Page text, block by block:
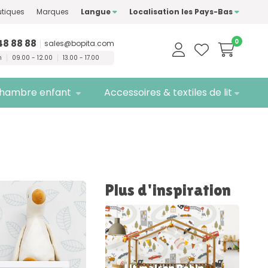
des marques de
Livraisongratuite
Marques Langue Localisation les Pays-Bas
0
88 88 sales@bopita.com
09.00 - 12.00 13.00 - 17.00
enfant Accessoires & textiles de lit
Plus d'inspiration